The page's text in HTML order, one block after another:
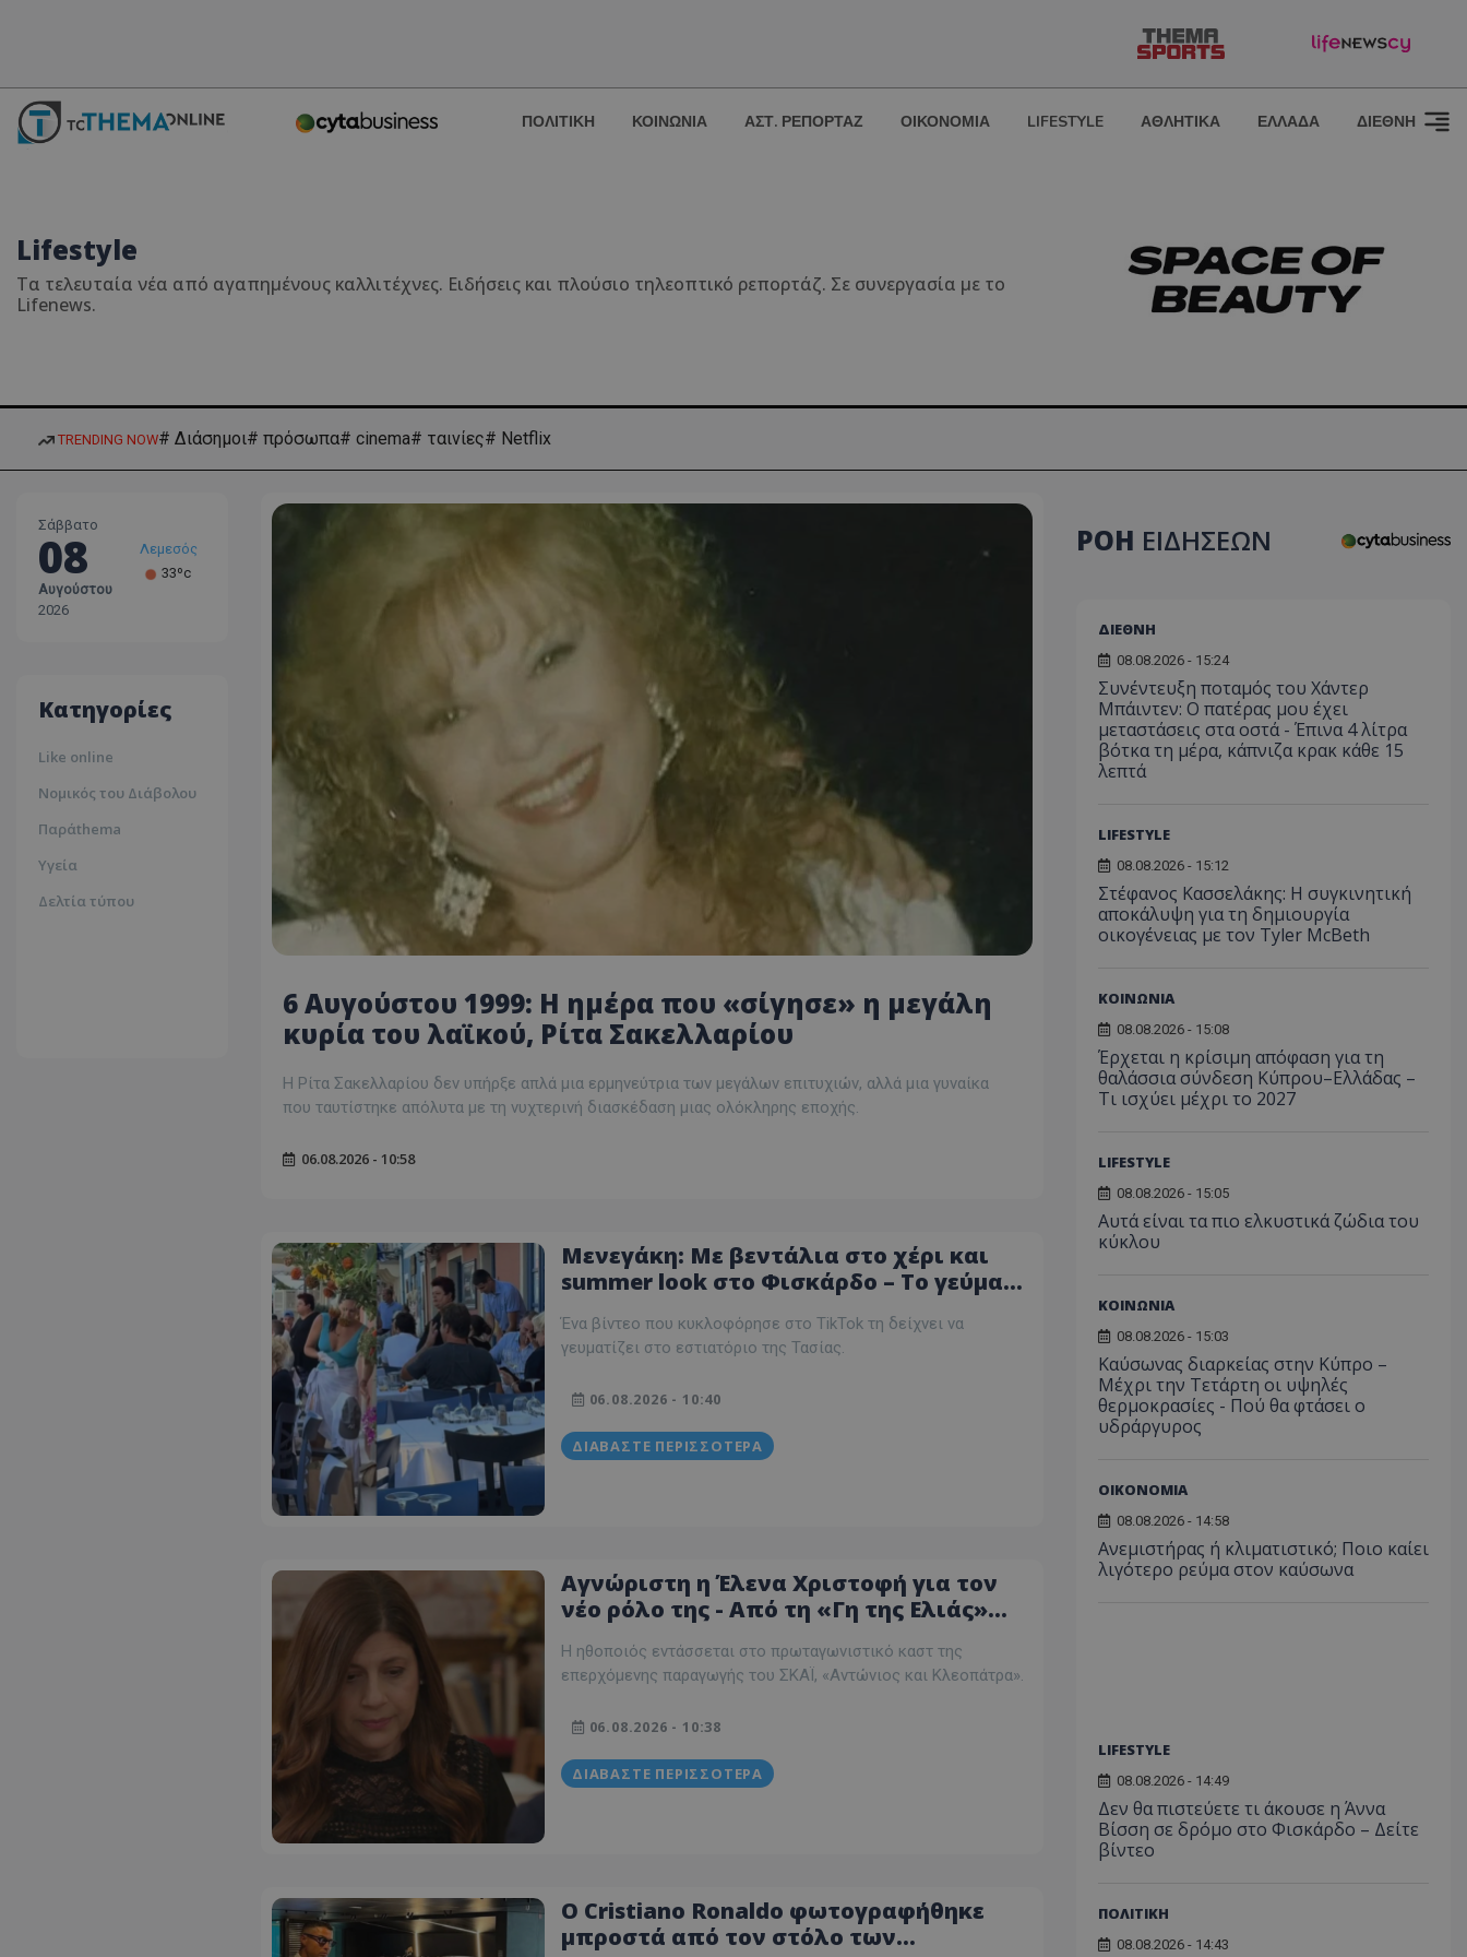
ΠΟΛΙΤΙΚΗ ΚΟΙΝΩΝΙΑ ΑΣΤ. ΡΕΠΟΡΤΑΖ ΟΙΚΟΝΟΜΙΑ LIFESTYLE ΑΘΛΗΤΙΚΑ ΕΛΛΑΔΑ ΔΙΕΘΝΗ
Lifestyle
Τα τελευταία νέα από αγαπημένους καλλιτέχνες. Ειδήσεις και πλούσιο τηλεοπτικό ρεπορτάζ. Σε συνεργασία με το
Lifenews.
TRENDING NOW# Διάσημοι# πρόσωπα# cinema# ταινίες# Netflix
Σάββατο
08
Αυγούστου
2026
Λεμεσός
33ºc
Κατηγορίες
Like online
Νομικός του Διάβολου
Παράthema
Υγεία
Δελτία τύπου
6 Αυγούστου 1999: Η ημέρα που «σίγησε» η μεγάλη
κυρία του λαϊκού, Ρίτα Σακελλαρίου
Η Ρίτα Σακελλαρίου δεν υπήρξε απλά μια ερμηνεύτρια των μεγάλων επιτυχιών, αλλά μια γυναίκα
που ταυτίστηκε απόλυτα με τη νυχτερινή διασκέδαση μιας ολόκληρης εποχής.
06.08.2026 - 10:58
Μενεγάκη: Με βεντάλια στο χέρι και
summer look στο Φισκάρδο – Το γεύμα
Ένα βίντεο που κυκλοφόρησε στο TikTok τη δείχνει να
γευματίζει στο εστιατόριο της Τασίας.
06.08.2026 - 10:40
ΔΙΑΒΆΣΤΕ ΠΕΡΙΣΣΌΤΕΡΑ
Αγνώριστη η Έλενα Χριστοφή για τον
νέο ρόλο της - Από τη «Γη της Ελιάς»
Η ηθοποιός εντάσσεται στο πρωταγωνιστικό καστ της
επερχόμενης παραγωγής του ΣΚΑΪ, «Αντώνιος και Κλεοπάτρα».
06.08.2026 - 10:38
ΔΙΑΒΆΣΤΕ ΠΕΡΙΣΣΌΤΕΡΑ
Ο Cristiano Ronaldo φωτογραφήθηκε
μπροστά από τον στόλο των
ΡΟΗ ΕΙΔΗΣΕΩΝ
ΔΙΕΘΝΗ
08.08.2026 - 15:24
Συνέντευξη ποταμός του Χάντερ
Μπάιντεν: Ο πατέρας μου έχει
μεταστάσεις στα οστά - Έπινα 4 λίτρα
βότκα τη μέρα, κάπνιζα κρακ κάθε 15
λεπτά
LIFESTYLE
08.08.2026 - 15:12
Στέφανος Κασσελάκης: Η συγκινητική
αποκάλυψη για τη δηµιουργία
οικογένειας με τον Tyler McBeth
ΚΟΙΝΩΝΙΑ
08.08.2026 - 15:08
Έρχεται η κρίσιμη απόφαση για τη
θαλάσσια σύνδεση Κύπρου–Ελλάδας –
Τι ισχύει μέχρι το 2027
LIFESTYLE
08.08.2026 - 15:05
Αυτά είναι τα πιο ελκυστικά ζώδια του
κύκλου
ΚΟΙΝΩΝΙΑ
08.08.2026 - 15:03
Καύσωνας διαρκείας στην Κύπρο –
Μέχρι την Τετάρτη οι υψηλές
θερμοκρασίες - Πού θα φτάσει ο
υδράργυρος
ΟΙΚΟΝΟΜΙΑ
08.08.2026 - 14:58
Ανεμιστήρας ή κλιματιστικό; Ποιο καίει
λιγότερο ρεύμα στον καύσωνα
LIFESTYLE
08.08.2026 - 14:49
Δεν θα πιστεύετε τι άκουσε η Άννα
Βίσση σε δρόμο στο Φισκάρδο – Δείτε
βίντεο
ΠΟΛΙΤΙΚΗ
08.08.2026 - 14:43